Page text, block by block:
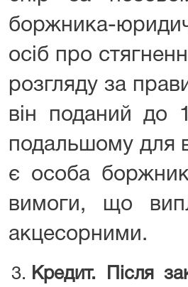
боржника-
осіб про
розгляду за
він поданий до
подальшому для
є особа
вимоги, що
акцесорними.
Кредит. Після